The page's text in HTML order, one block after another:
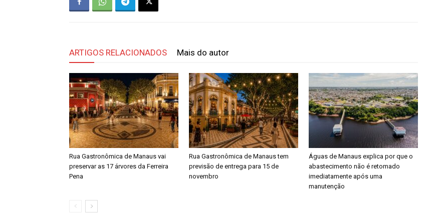
ARTIGOS RELACIONADOS Mais do autor
Rua Gastronômica de Manaus vai
preservar as 17 árvores da Ferreira
Pena
Rua Gastronômica de Manaus tem
previsão de entrega para 15 de
novembro
Águas de Manaus explica por que o
abastecimento não é retomado
imediatamente após uma
manutenção